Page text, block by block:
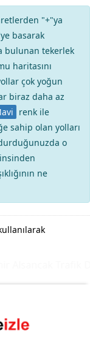
"+"ya
basarak
bulunan tekerlek
haritasını
çok yoğun
biraz daha az
renk ile
sahip olan yolları
o
ne